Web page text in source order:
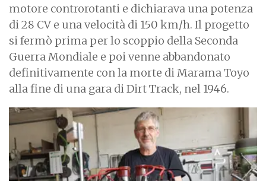
motore controrotanti e dichiarava una potenza
di 28 CV e una velocità di 150 km/h. Il progetto
si fermò prima per lo scoppio della Seconda
Guerra Mondiale e poi venne abbandonato
definitivamente con la morte di Marama Toyo
alla fine di una gara di Dirt Track, nel 1946.
I
a
g